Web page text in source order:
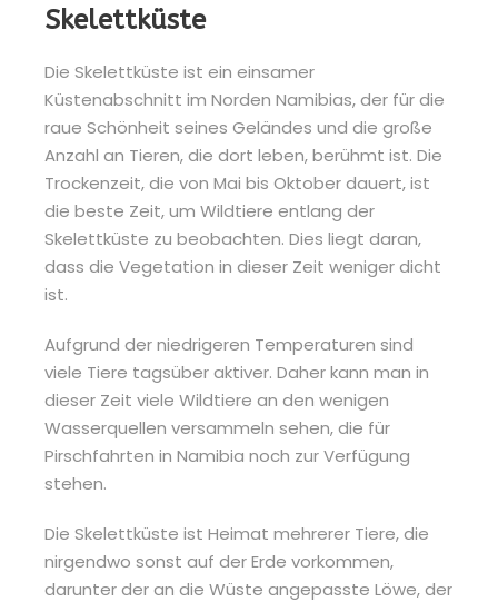
Skelettküste
Die Skelettküste ist ein einsamer
Küstenabschnitt im Norden Namibias, der für die
raue Schönheit seines Geländes und die große
Anzahl an Tieren, die dort leben, berühmt ist. Die
Trockenzeit, die von Mai bis Oktober dauert, ist
die beste Zeit, um Wildtiere entlang der
Skelettküste zu beobachten. Dies liegt daran,
dass die Vegetation in dieser Zeit weniger dicht
ist.
Aufgrund der niedrigeren Temperaturen sind
viele Tiere tagsüber aktiver. Daher kann man in
dieser Zeit viele Wildtiere an den wenigen
Wasserquellen versammeln sehen, die für
Pirschfahrten in Namibia noch zur Verfügung
stehen.
Die Skelettküste ist Heimat mehrerer Tiere, die
nirgendwo sonst auf der Erde vorkommen,
darunter der an die Wüste angepasste Löwe, der